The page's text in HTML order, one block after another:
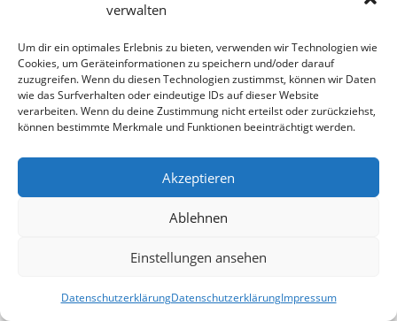
verwalten
Um dir ein optimales Erlebnis zu bieten, verwenden wir Technologien wie
Cookies, um Geräteinformationen zu speichern und/oder darauf
zuzugreifen. Wenn du diesen Technologien zustimmst, können wir Daten
wie das Surfverhalten oder eindeutige IDs auf dieser Website
verarbeiten. Wenn du deine Zustimmung nicht erteilst oder zurückziehst,
können bestimmte Merkmale und Funktionen beeinträchtigt werden.
Akzeptieren
Ablehnen
Einstellungen ansehen
DatenschutzerklärungDatenschutzerklärungImpressum
Dieselkino Oberwart eröffnet neuen Premium-Kinosaal
Die Post bringt allen was
FPÖ – Schnedlitz: „Bablers Eingriffe in die Privatsphäre gehen zu weit
Zurzeit sind gefakte A1-Rechnungen online unterwegs
Salzburgs Juden und ihre Sicherheit: „Erst nach einem Anschlag wäre
Biologisches Wunder in Ceuta
Ein vermeintliches Abschiebemärchen